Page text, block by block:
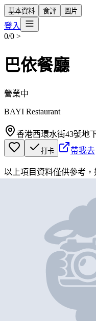
基本資料 食評 圖片
登入
0/0 >
巴依餐廳
營業中
BAYI Restaurant
香港西環水街43號地
打卡 帶我去
以上項目資料僅供參考
巴依餐廳